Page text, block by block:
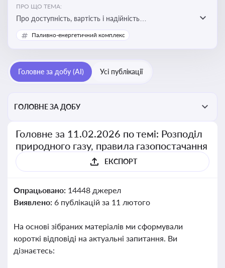
ПРО ЩО ТЕМА:
Про доступність, вартість і надійність
енергопостачання для бізнесу та вплив на економічну
стабільність
Паливно-енергетичний комплекс
Головне за добу (AI) Усі публікації
ГОЛОВНЕ ЗА ДОБУ
Головне за 11.02.2026 по темі: Розподіл
природного газу, правила газопостачання
ЕКСПОРТ
Опрацьовано: 14448 джерел
Виявлено: 6 публікацій за 11 лютого
На основі зібраних матеріалів ми сформували
короткі відповіді на актуальні запитання. Ви
дізнаєтесь: